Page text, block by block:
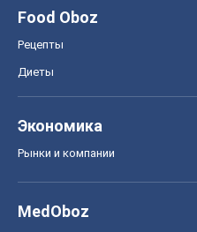
Food Oboz
Рецепты
Диеты
Экономика
Рынки и компании
MedOboz